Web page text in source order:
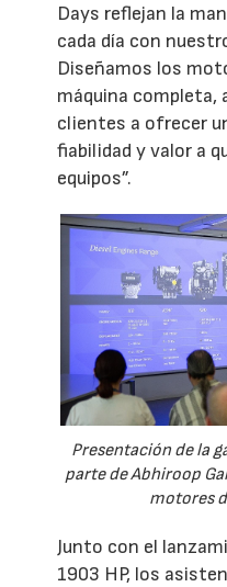
Days reflejan la
cada día con
Diseñamos los
máquina completa,
clientes a ofrecer
fiabilidad y valor a
equipos”.
Presentación de la
parte de Abhiroop
motores
Junto con el
1903 HP, los